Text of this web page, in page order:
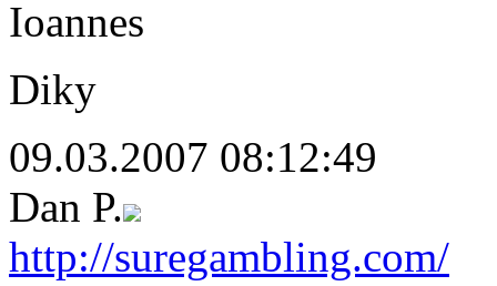
Ioannes
Diky
09.03.2007 08:12:49
Dan P.
http://suregambling.com/